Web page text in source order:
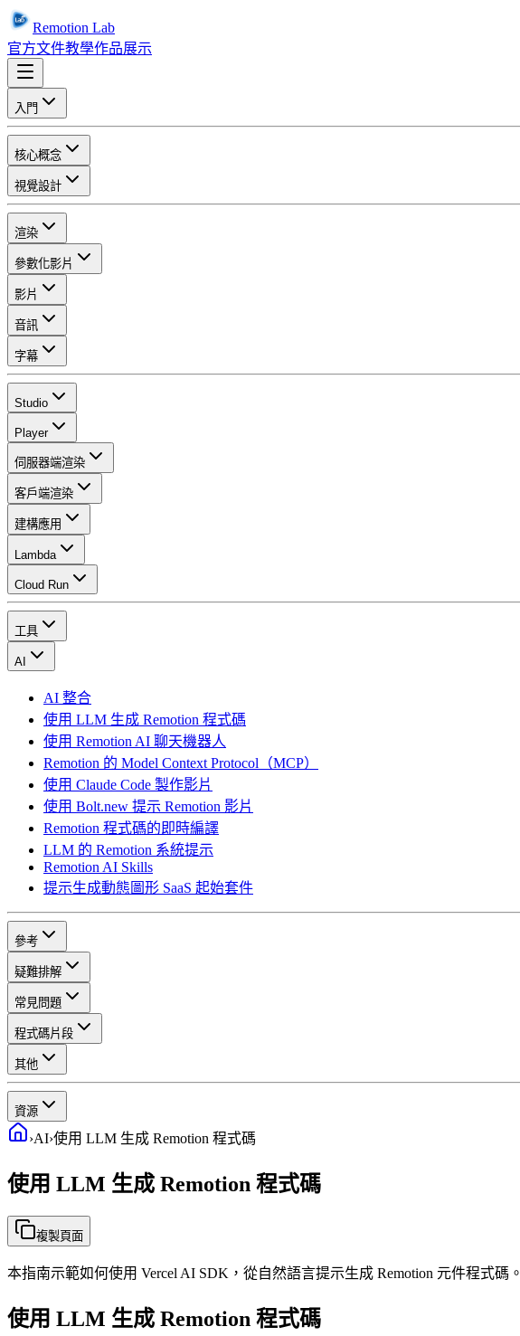
Remotion Lab
官方文件教學作品展示
入門
核心概念
視覺設計
渲染
參數化影片
影片
音訊
字幕
Studio
Player
伺服器端渲染
客戶端渲染
建構應用
Lambda
Cloud Run
工具
AI
AI 整合
使用 LLM 生成 Remotion 程式碼
使用 Remotion AI 聊天機器人
Remotion 的 Model Context Protocol（MCP）
使用 Claude Code 製作影片
使用 Bolt.new 提示 Remotion 影片
Remotion 程式碼的即時編譯
LLM 的 Remotion 系統提示
Remotion AI Skills
提示生成動態圖形 SaaS 起始套件
參考
疑難排解
常見問題
程式碼片段
其他
資源
›AI›使用 LLM 生成 Remotion 程式碼
使用 LLM 生成 Remotion 程式碼
複製頁面
本指南示範如何使用 Vercel AI SDK，從自然語言提示生成 Remotion 元件程式碼。
使用 LLM 生成 Remotion 程式碼